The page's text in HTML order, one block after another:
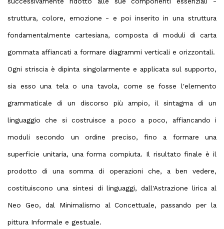
struttura, colore, emozione - e poi inserito in una struttura
fondamentalmente cartesiana, composta di moduli di carta
gommata affiancati a formare diagrammi verticali e orizzontali.
Ogni striscia è dipinta singolarmente e applicata sul supporto,
sia esso una tela o una tavola, come se fosse l'elemento
grammaticale di un discorso più ampio, il sintagma di un
linguaggio che si costruisce a poco a poco, affiancando i
moduli secondo un ordine preciso, fino a formare una
superficie unitaria, una forma compiuta. Il risultato finale è il
prodotto di una somma di operazioni che, a ben vedere,
costituiscono una sintesi di linguaggi, dall'Astrazione lirica al
Neo Geo, dal Minimalismo al Concettuale, passando per la
pittura Informale e gestuale.